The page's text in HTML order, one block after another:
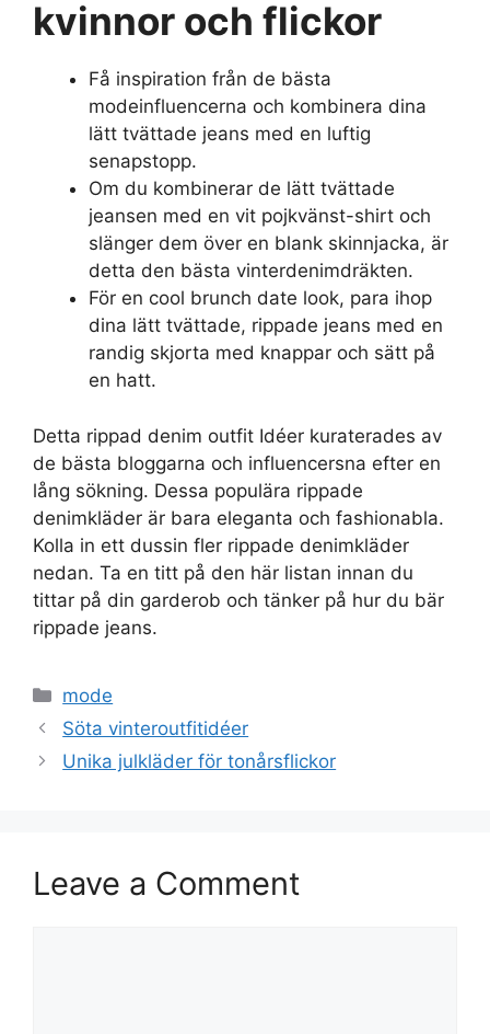
kvinnor och flickor
Få inspiration från de bästa
modeinfluencerna och kombinera dina
lätt tvättade jeans med en luftig
senapstopp.
Om du kombinerar de lätt tvättade
jeansen med en vit pojkvänst-shirt och
slänger dem över en blank skinnjacka, är
detta den bästa vinterdenimdräkten.
För en cool brunch date look, para ihop
dina lätt tvättade, rippade jeans med en
randig skjorta med knappar och sätt på
en hatt.
Detta rippad denim outfit Idéer kuraterades av
de bästa bloggarna och influencersna efter en
lång sökning. Dessa populära rippade
denimkläder är bara eleganta och fashionabla.
Kolla in ett dussin fler rippade denimkläder
nedan. Ta en titt på den här listan innan du
tittar på din garderob och tänker på hur du bär
rippade jeans.
Categories
mode
Söta vinteroutfitidéer
Unika julkläder för tonårsflickor
Leave a Comment